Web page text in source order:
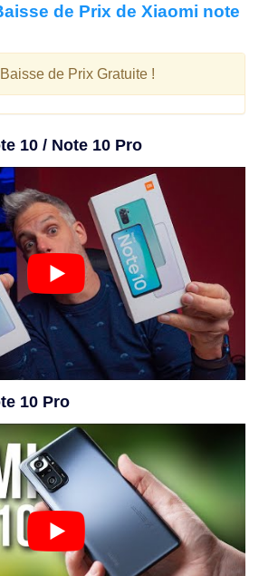
de Prix de Xiaomi note
de Prix Gratuite !
10 / Note 10 Pro
10 Pro